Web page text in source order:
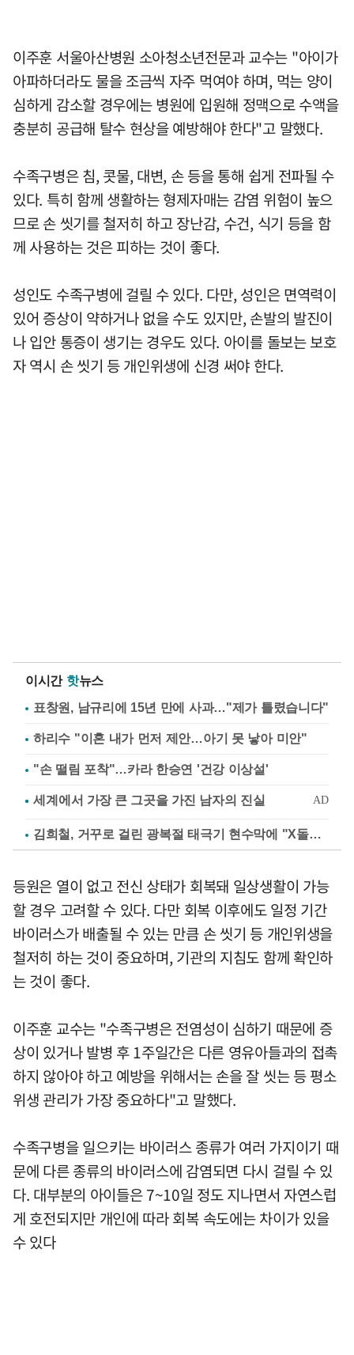
이주훈 서울아산병원 소아청소년전문과 교수는 "아이가
아파하더라도 물을 조금씩 자주 먹여야 하며, 먹는 양이
심하게 감소할 경우에는 병원에 입원해 정맥으로 수액을
충분히 공급해 탈수 현상을 예방해야 한다"고 말했다.
수족구병은 침, 콧물, 대변, 손 등을 통해 쉽게 전파될 수
있다. 특히 함께 생활하는 형제자매는 감염 위험이 높으
므로 손 씻기를 철저히 하고 장난감, 수건, 식기 등을 함
께 사용하는 것은 피하는 것이 좋다.
성인도 수족구병에 걸릴 수 있다. 다만, 성인은 면역력이
있어 증상이 약하거나 없을 수도 있지만, 손발의 발진이
나 입안 통증이 생기는 경우도 있다. 아이를 돌보는 보호
자 역시 손 씻기 등 개인위생에 신경 써야 한다.
이시간 핫뉴스
표창원, 남규리에 15년 만에 사과…"제가 틀렸습니다"
하리수 "이혼 내가 먼저 제안…아기 못 낳아 미안"
"손 떨림 포착"…카라 한승연 '건강 이상설'
김희철, 거꾸로 걸린 광복절 태극기 현수막에 "X돌았네"
등원은 열이 없고 전신 상태가 회복돼 일상생활이 가능
할 경우 고려할 수 있다. 다만 회복 이후에도 일정 기간
바이러스가 배출될 수 있는 만큼 손 씻기 등 개인위생을
철저히 하는 것이 중요하며, 기관의 지침도 함께 확인하
는 것이 좋다.
이주훈 교수는 "수족구병은 전염성이 심하기 때문에 증
상이 있거나 발병 후 1주일간은 다른 영유아들과의 접촉
하지 않아야 하고 예방을 위해서는 손을 잘 씻는 등 평소
위생 관리가 가장 중요하다"고 말했다.
수족구병을 일으키는 바이러스 종류가 여러 가지이기 때
문에 다른 종류의 바이러스에 감염되면 다시 걸릴 수 있
다. 대부분의 아이들은 7~10일 정도 지나면서 자연스럽
게 호전되지만 개인에 따라 회복 속도에는 차이가 있을
수 있다